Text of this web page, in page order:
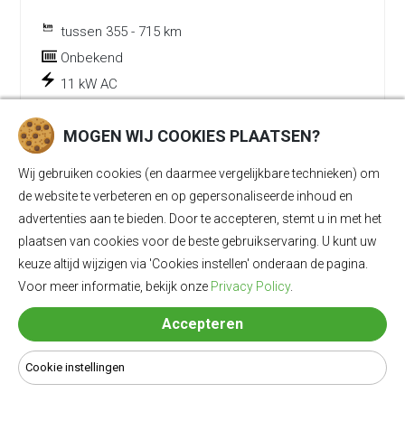
tussen 355 - 715 km
Onbekend
11 kW AC
Vermogen:
0-100 km/u:
Snelladen:
Onbekend
Prijs:
€ 58.490
BEKIJK DETAILS EN LAADKABELS
MOGEN WIJ COOKIES PLAATSEN?
Wij gebruiken cookies (en daarmee vergelijkbare technieken) om
de website te verbeteren en op gepersonaliseerde inhoud en
advertenties aan te bieden. Door te accepteren, stemt u in met het
plaatsen van cookies voor de beste gebruikservaring. U kunt uw
keuze altijd wijzigen via 'Cookies instellen' onderaan de pagina.
Voor meer informatie, bekijk onze Privacy Policy.
Accepteren
Cookie instellingen